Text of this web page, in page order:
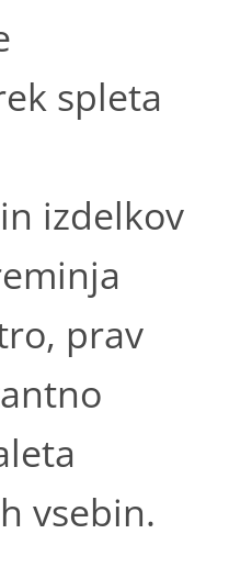
spleta
izdelkov
prav
vsebin.